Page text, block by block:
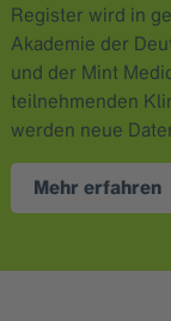
Register wird in
Akademie der
und der Mint
teilnehmenden
werden neue
Mehr erfahren